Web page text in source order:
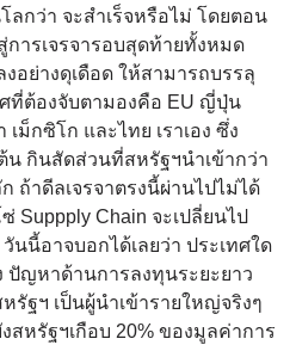
ลกว่า จะสำเร็จหรือไม่ โดยตอน
การเจรจารอบสุดท้ายทั้งหมด
อย่างดุเดือด ให้สามารถบรรลุ
ที่ต้องจับตามองคือ EU ญี่ปุ่น
ม็กซิโก และไทย เราเอง ซึ่ง
น กินสัดส่วนที่สหรัฐฯนำเข้ากว่า
ถ้าดีลเจรจาตรงนี้ผ่านไปไม่ได้
Suppply Chain จะเปลี่ยนไป
นนี้อาจบอกได้เลยว่า ประเทศใด
ปัญหาด้านการลงทุนระยะยาว
รัฐฯ เป็นผู้นำเข้ารายใหญ่จริงๆ
สหรัฐฯเกือบ 20% ของมูลค่าการ